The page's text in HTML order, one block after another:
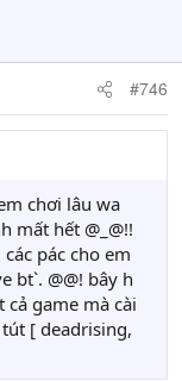
#746
chơi lâu wa
mất hết @_@!!
pác cho em
bt`. @@! bây h
cả game mà cài
[ deadrising,